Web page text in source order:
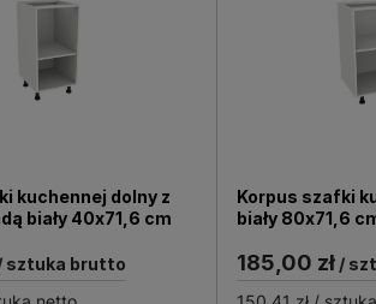
Idealnie sprawdza się jako
zapewniając im estetyczny
stosowany zarówno w nowych
prosty i szybki, co pozwala na
kuchennej dolny z
biały 40x71,6 cm
sztuka brutto
Korpus szafki
biały 80x71,6
185,00 zł/